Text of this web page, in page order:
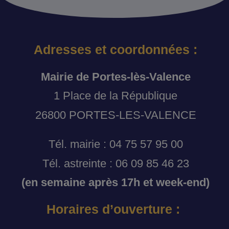
Adresses et coordonnées :
Mairie de Portes-lès-Valence
1 Place de la République
26800 PORTES-LES-VALENCE
Tél. mairie : 04 75 57 95 00
Tél. astreinte : 06 09 85 46 23
(en semaine après 17h et week-end)
Horaires d’ouverture :